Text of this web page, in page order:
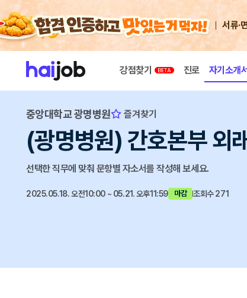
서류·
강점찾기 진로 자기소개서
중앙대학교 광명병원 즐겨찾기
(광명병원) 간호본부
선택한 직무에 맞춰 문항별 자소서를 작성해 보세요.
2025.05.18. 오전10:00 ~ 05.21. 오후11:59 마감 조회수 271